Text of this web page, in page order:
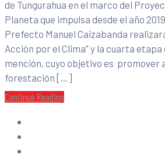
de Tungurahua en el marco del
Planeta que impulsa desde el año
Prefecto Manuel Caizabanda
Acción por el Clima” y la cuarta
mención, cuyo objetivo es promover
forestación […]
Continue Reading